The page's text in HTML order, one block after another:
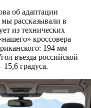
об адаптации
рассказывали в
из технических
кроссовера
194 мм
въезда российской
градуса.